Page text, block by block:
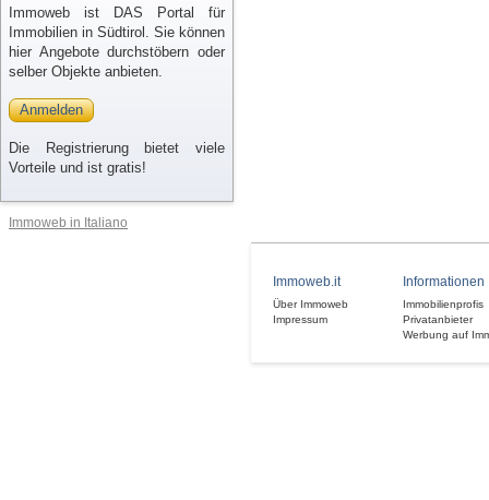
Immoweb ist DAS Portal für
Immobilien in Südtirol. Sie können
hier Angebote durchstöbern oder
selber Objekte anbieten.
Anmelden
Die Registrierung bietet viele
Vorteile und ist gratis!
Immoweb in Italiano
Immoweb.it
Über Immoweb
Impressum
Informationen
Immobilienprofis
Privatanbieter
Werbung auf